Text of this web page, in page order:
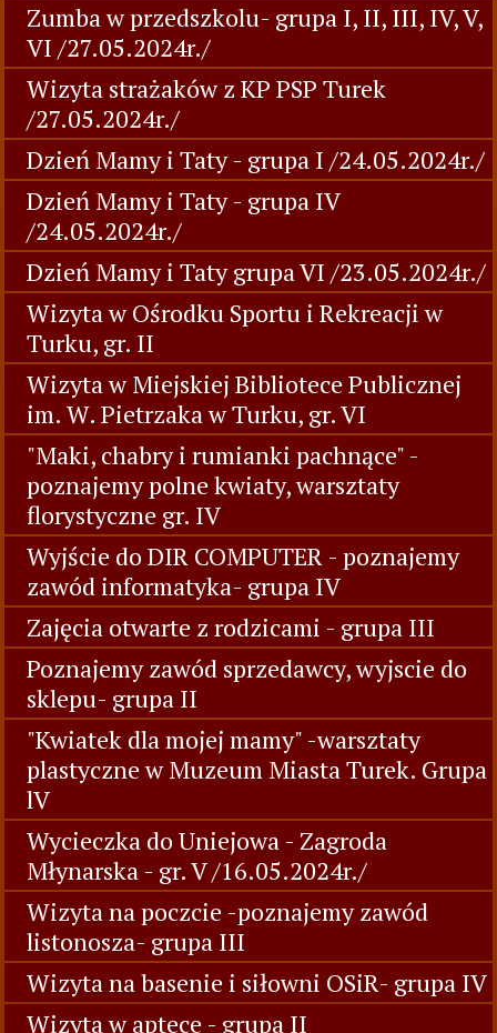
Zumba w przedszkolu- grupa I, II, III, IV, V,
VI /27.05.2024r./
Wizyta strażaków z KP PSP Turek
/27.05.2024r./
Dzień Mamy i Taty - grupa I /24.05.2024r./
Dzień Mamy i Taty - grupa IV
/24.05.2024r./
Dzień Mamy i Taty grupa VI /23.05.2024r./
Wizyta w Ośrodku Sportu i Rekreacji w
Turku, gr. II
Wizyta w Miejskiej Bibliotece Publicznej
im. W. Pietrzaka w Turku, gr. VI
"Maki, chabry i rumianki pachnące" -
poznajemy polne kwiaty, warsztaty
florystyczne gr. IV
Wyjście do DIR COMPUTER - poznajemy
zawód informatyka- grupa IV
Zajęcia otwarte z rodzicami - grupa III
Poznajemy zawód sprzedawcy, wyjscie do
sklepu- grupa II
"Kwiatek dla mojej mamy" -warsztaty
plastyczne w Muzeum Miasta Turek. Grupa
lV
Wycieczka do Uniejowa - Zagroda
Młynarska - gr. V /16.05.2024r./
Wizyta na poczcie -poznajemy zawód
listonosza- grupa III
Wizyta na basenie i siłowni OSiR- grupa IV
Wizyta w aptece - grupa II